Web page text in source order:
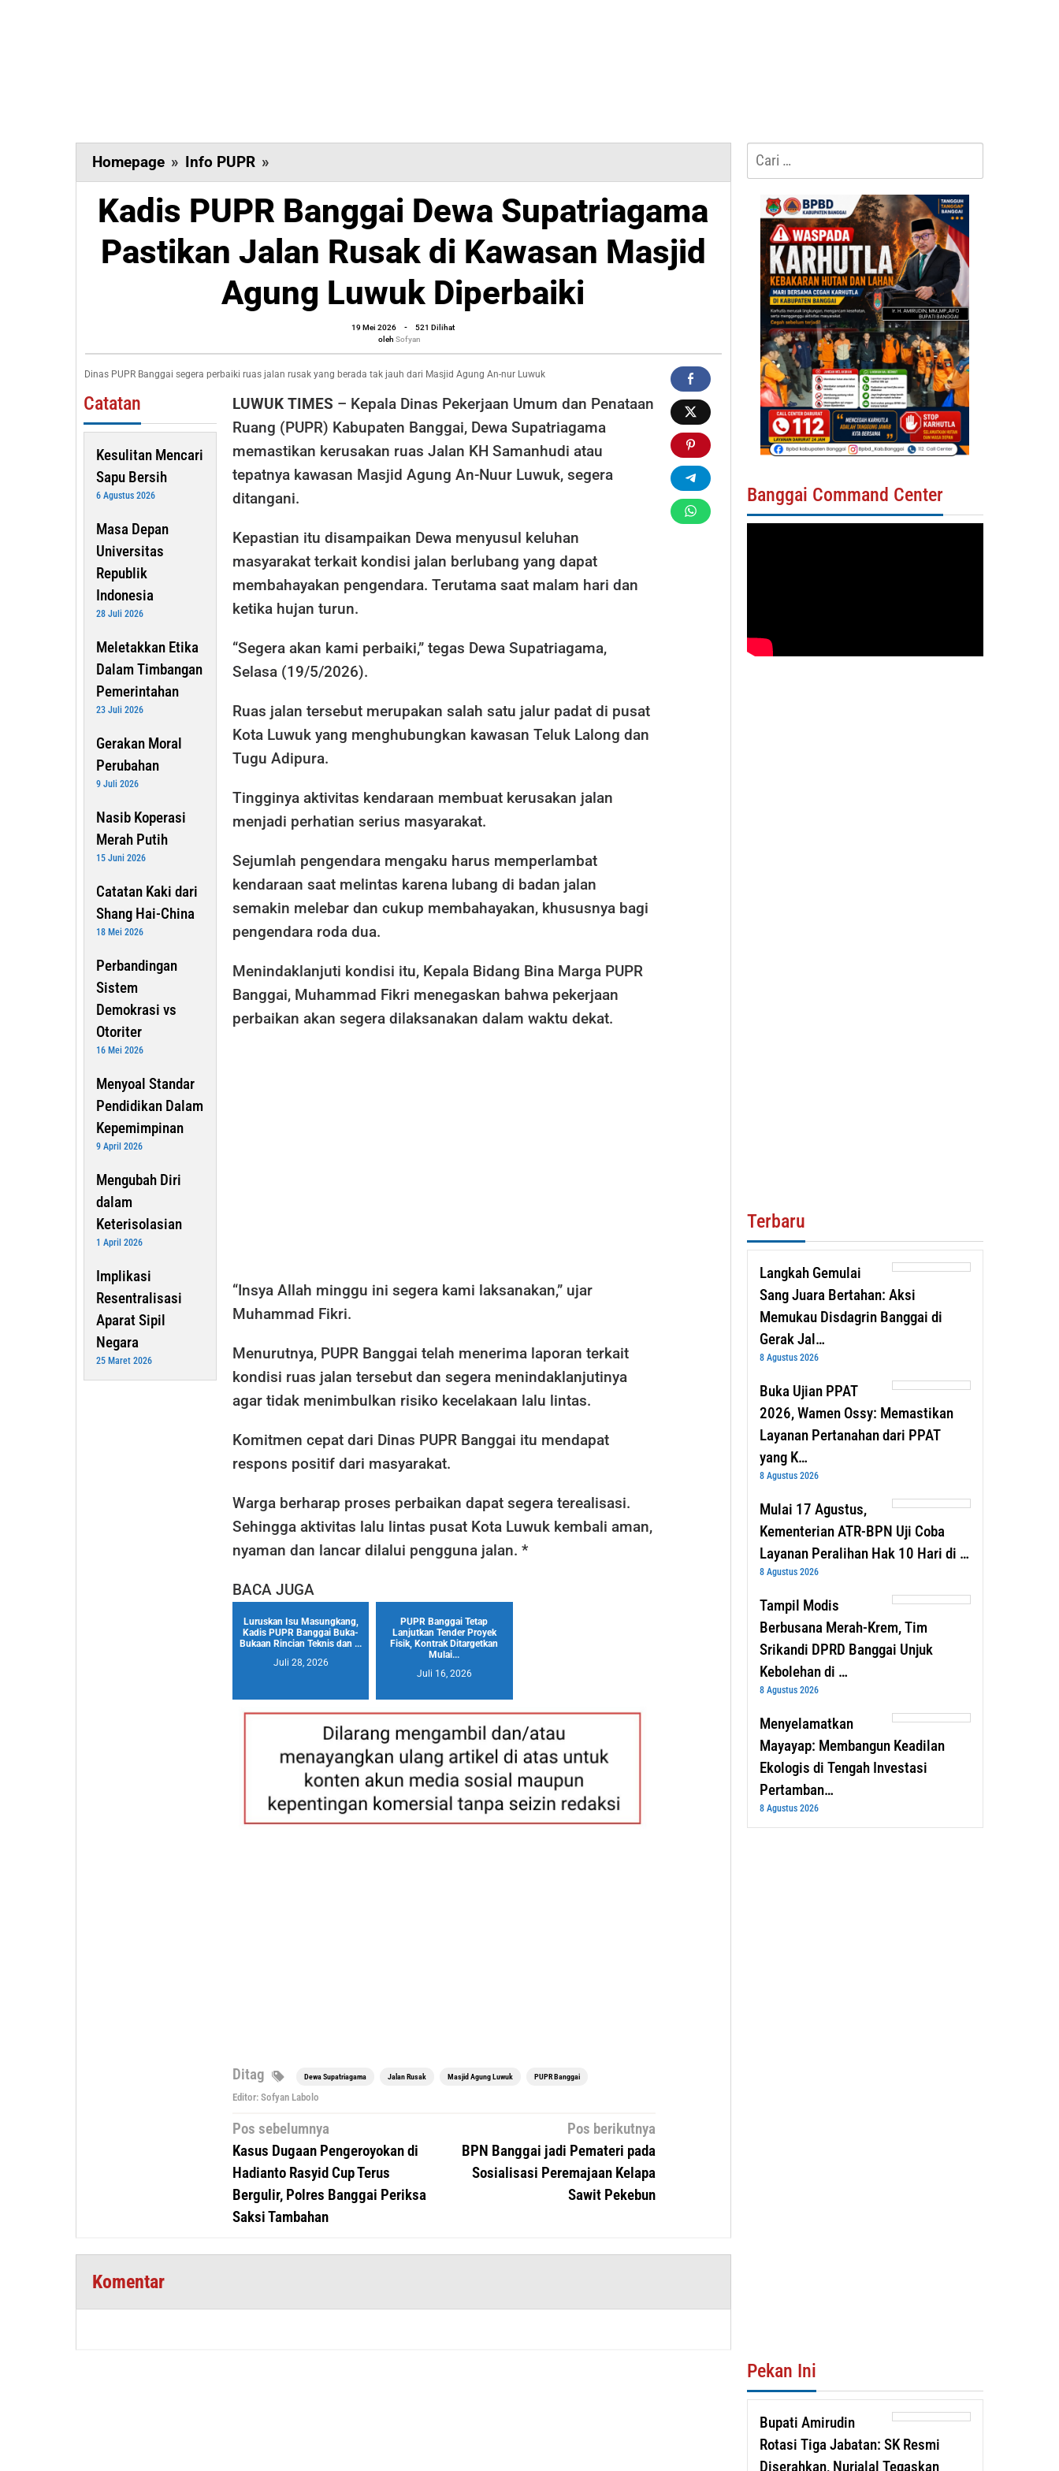
Homepage » Info PUPR »
PUPR
Banggai
Dewa
Supatriagama
Jalan
Rusak
Kawasan
Masjid
Agung
Luwuk
Diperbaiki
Kadis PUPR Banggai Dewa Supatriagama
Pastikan Jalan Rusak di Kawasan Masjid
Agung Luwuk Diperbaiki
19 Mei 2026
oleh
Sofyan
-
521 Dilihat
oleh Sofyan
Dinas PUPR Banggai segera perbaiki ruas jalan rusak yang berada tak jauh dari Masjid Agung An-nur Luwuk
Catatan
Kesulitan Mencari
Sapu Bersih
6 Agustus 2026
Masa Depan
Universitas
Republik
Indonesia
28 Juli 2026
Meletakkan Etika
Dalam Timbangan
Pemerintahan
23 Juli 2026
Gerakan Moral
Perubahan
9 Juli 2026
Nasib Koperasi
Merah Putih
15 Juni 2026
Catatan Kaki dari
Shang Hai-China
18 Mei 2026
Perbandingan
Sistem
Demokrasi vs
Otoriter
16 Mei 2026
Menyoal Standar
Pendidikan Dalam
Kepemimpinan
9 April 2026
Mengubah Diri
dalam
Keterisolasian
1 April 2026
Implikasi
Resentralisasi
Aparat Sipil
Negara
25 Maret 2026
LUWUK TIMES – Kepala Dinas Pekerjaan Umum dan Penataan
Ruang (PUPR) Kabupaten Banggai, Dewa Supatriagama
memastikan kerusakan ruas Jalan KH Samanhudi atau
tepatnya kawasan Masjid Agung An-Nuur Luwuk, segera
ditangani.
Kepastian itu disampaikan Dewa menyusul keluhan
masyarakat terkait kondisi jalan berlubang yang dapat
membahayakan pengendara. Terutama saat malam hari dan
ketika hujan turun.
“Segera akan kami perbaiki,” tegas Dewa Supatriagama,
Selasa (19/5/2026).
Ruas jalan tersebut merupakan salah satu jalur padat di pusat
Kota Luwuk yang menghubungkan kawasan Teluk Lalong dan
Tugu Adipura.
Tingginya aktivitas kendaraan membuat kerusakan jalan
menjadi perhatian serius masyarakat.
Sejumlah pengendara mengaku harus memperlambat
kendaraan saat melintas karena lubang di badan jalan
semakin melebar dan cukup membahayakan, khususnya bagi
pengendara roda dua.
Menindaklanjuti kondisi itu, Kepala Bidang Bina Marga PUPR
Banggai, Muhammad Fikri menegaskan bahwa pekerjaan
perbaikan akan segera dilaksanakan dalam waktu dekat.
“Insya Allah minggu ini segera kami laksanakan,” ujar
Muhammad Fikri.
Menurutnya, PUPR Banggai telah menerima laporan terkait
kondisi ruas jalan tersebut dan segera menindaklanjutinya
agar tidak menimbulkan risiko kecelakaan lalu lintas.
Komitmen cepat dari Dinas PUPR Banggai itu mendapat
respons positif dari masyarakat.
Warga berharap proses perbaikan dapat segera terealisasi.
Sehingga aktivitas lalu lintas pusat Kota Luwuk kembali aman,
nyaman dan lancar dilalui pengguna jalan. *
BACA JUGA
Luruskan Isu Masungkang,
Kadis PUPR Banggai Buka-
Bukaan Rincian Teknis dan ...
Juli 28, 2026
PUPR Banggai Tetap
Lanjutkan Tender Proyek
Fisik, Kontrak Ditargetkan
Mulai...
Juli 16, 2026
Ditag Dewa Supatriagama Jalan Rusak Masjid Agung Luwuk PUPR Banggai
Editor: Sofyan Labolo
Navigasi
pos
Pos sebelumnya
Kasus Dugaan Pengeroyokan di
Hadianto Rasyid Cup Terus
Bergulir, Polres Banggai Periksa
Saksi Tambahan
Pos berikutnya
BPN Banggai jadi Pemateri pada
Sosialisasi Peremajaan Kelapa
Sawit Pekebun
Komentar
Cari
untuk:
Banggai Command Center
Terbaru
Langkah Gemulai
Sang Juara Bertahan: Aksi
Memukau Disdagrin Banggai di
Gerak Jal…
8 Agustus 2026
Buka Ujian PPAT
2026, Wamen Ossy: Memastikan
Layanan Pertanahan dari PPAT
yang K…
8 Agustus 2026
Mulai 17 Agustus,
Kementerian ATR-BPN Uji Coba
Layanan Peralihan Hak 10 Hari di …
8 Agustus 2026
Tampil Modis
Berbusana Merah-Krem, Tim
Srikandi DPRD Banggai Unjuk
Kebolehan di …
8 Agustus 2026
Menyelamatkan
Mayayap: Membangun Keadilan
Ekologis di Tengah Investasi
Pertamban…
8 Agustus 2026
Pekan Ini
Bupati Amirudin
Rotasi Tiga Jabatan: SK Resmi
Diserahkan, Nurjalal Tegaskan